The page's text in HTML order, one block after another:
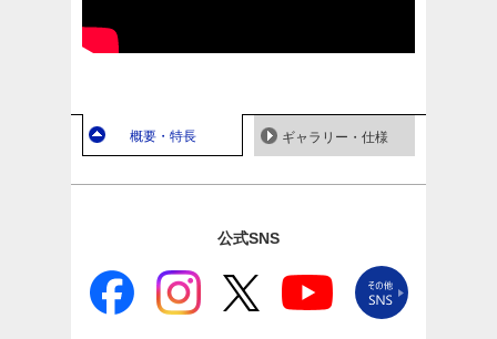
概要・特長 ギャラリー・仕様
公式SNS